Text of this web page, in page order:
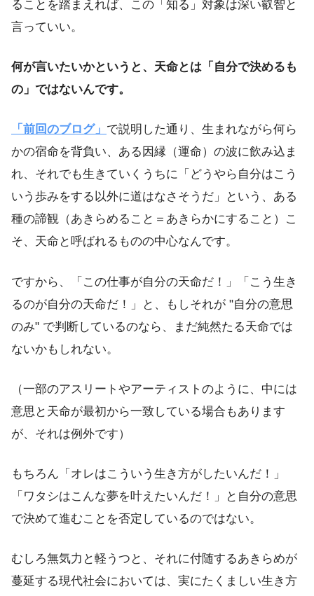
ることを踏まえれば、この「知る」対象は深い叡智と
言っていい。
何が言いたいかというと、天命とは「自分で決めるも
の」ではないんです。
「前回のブログ」 で説明した通り、生まれながら何ら
かの宿命を背負い、ある因縁（運命）の波に飲み込ま
れ、それでも生きていくうちに「どうやら自分はこう
いう歩みをする以外に道はなさそうだ」という、ある
種の諦観（あきらめること＝あきらかにすること）こ
そ、天命と呼ばれるものの中心なんです。
ですから、「この仕事が自分の天命だ！」「こう生き
るのが自分の天命だ！」と、もしそれが "自分の意思
のみ" で判断しているのなら、まだ純然たる天命では
ないかもしれない。
（一部のアスリートやアーティストのように、中には
意思と天命が最初から一致している場合もあります
が、それは例外です）
もちろん「オレはこういう生き方がしたいんだ！」
「ワタシはこんな夢を叶えたいんだ！」と自分の意思
で決めて進むことを否定しているのではない。
むしろ無気力と軽うつと、それに付随するあきらめが
蔓延する現代社会においては、実にたくましい生き方